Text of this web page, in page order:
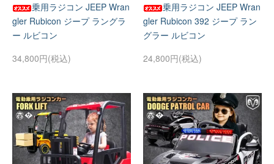
乗用ラジコン JEEP Wran
gler Rubicon ジープ ラングラ
ー ルビコン
34,800円(税込)
乗用ラジコン JEEP Wran
gler Rubicon 392 ジープ ラン
グラー ルビコン
24,800円(税込)